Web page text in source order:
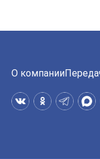
О компании